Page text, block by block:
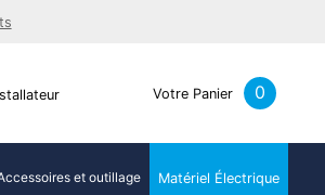
Votre Panier 0
et outillage Matériel Électrique